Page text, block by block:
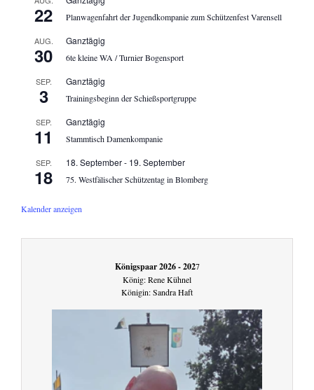
22 Planwagenfahrt der Jugendkompanie zum Schützenfest Varensell
AUG.
30
Ganztägig
6te kleine WA / Turnier Bogensport
SEP.
3
Ganztägig
Trainingsbeginn der Schießsportgruppe
SEP.
11
Ganztägig
Stammtisch Damenkompanie
SEP.
18
18. September- 19. September
75. Westfälischer Schützentag in Blomberg
Kalender anzeigen
Königspaar 2026 - 2027
König: Rene Kühnel
Königin: Sandra Haft